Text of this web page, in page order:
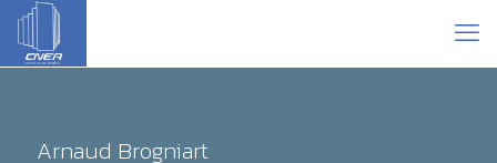
Arnaud Brogniart